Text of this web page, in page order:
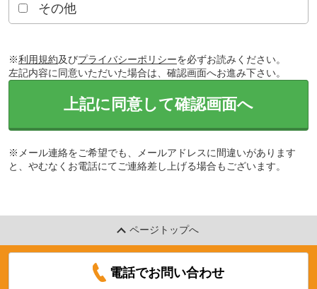
その他
※利用規約及びプライバシーポリシーを必ずお読みください。
左記内容に同意いただいた場合は、確認画面へお進み下さい。
上記に同意して確認画面へ
※メール連絡をご希望でも、メールアドレスに間違いがあります
と、やむなくお電話にてご連絡差し上げる場合もございます。
ページトップへ
電話でお問い合わせ